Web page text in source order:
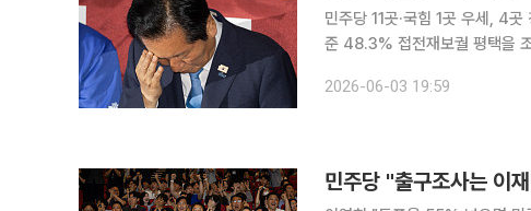
민주당 11곳·국힘 1곳 우세, 4
준 48.3% 접전재보궐 평택을 조국·유의동·김용남 혼전
고 국민의힘은 경북 한 곳을 지키
2026-06-03 19:59
민주당 "출구조사는 이